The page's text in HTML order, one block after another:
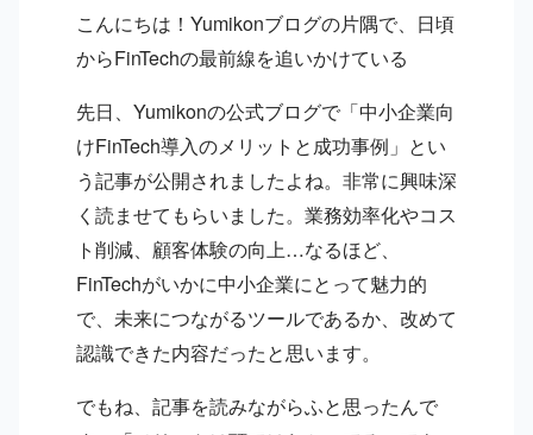
こんにちは！Yumikonブログの片隅で、日頃
からFinTechの最前線を追いかけている
先日、Yumikonの公式ブログで「中小企業向
けFinTech導入のメリットと成功事例」とい
う記事が公開されましたよね。非常に興味深
く読ませてもらいました。業務効率化やコス
ト削減、顧客体験の向上…なるほど、
FinTechがいかに中小企業にとって魅力的
で、未来につながるツールであるか、改めて
認識できた内容だったと思います。
でもね、記事を読みながらふと思ったんで